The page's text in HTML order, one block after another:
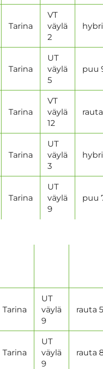
Tarina
VT
väylä
2
Tarina
UT
väylä
5
puu
Tarina
VT
väylä
12
Tarina
UT
väylä
3
Tarina
UT
väylä
9
puu
Tarina
UT
väylä
9
rauta 5
Tarina
UT
väylä
9
rauta